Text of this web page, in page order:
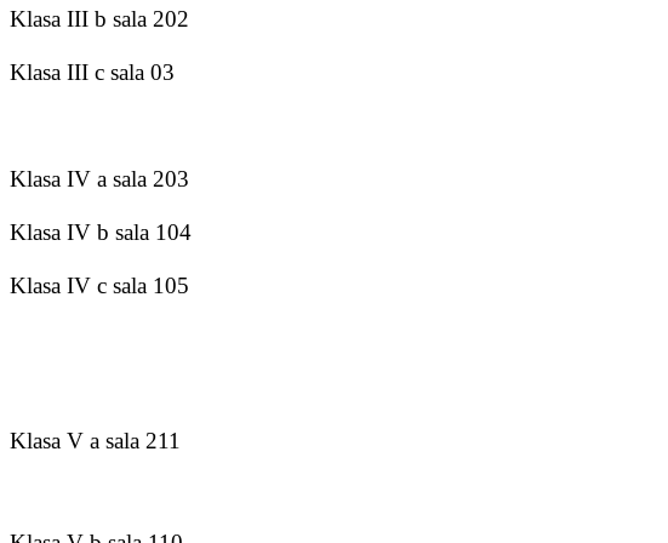
Klasa III b sala 202
Klasa III c sala 03
Klasa IV a sala 203
Klasa IV b sala 104
Klasa IV c sala 105
Klasa V a sala 211